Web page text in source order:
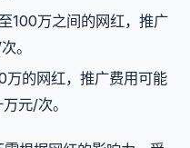
100万之间的网红，推广
。
万的网红，推广费用可能
元/次。